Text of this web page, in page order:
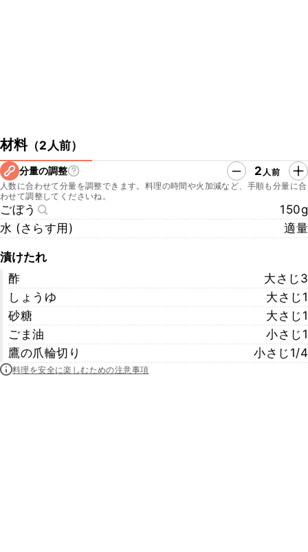
材料（2人前）
分量の調整 2 人前
人数に合わせて分量を調整できます。料理の時間や火加減など、手順も分量に合
わせて調整してくださいね。
ごぼう
150g
水 (さらす用)
適量
漬けたれ
酢
大さじ3
しょうゆ
大さじ1
砂糖
大さじ1
ごま油
小さじ1
鷹の爪輪切り
小さじ1/4
料理を安全に楽しむための注意事項